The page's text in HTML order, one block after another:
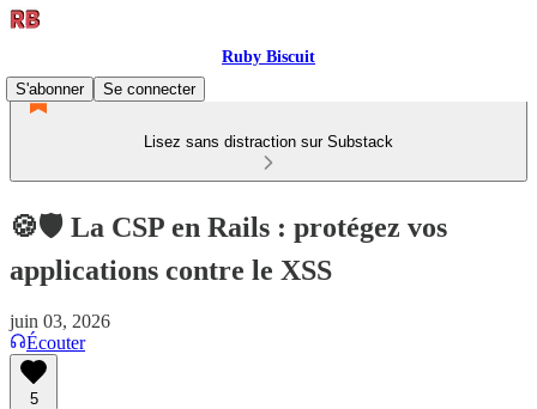
Ruby Biscuit
S'abonner
Se connecter
Lisez sans distraction sur Substack
🍪🛡️ La CSP en Rails : protégez vos
applications contre le XSS
juin 03, 2026
Écouter
5